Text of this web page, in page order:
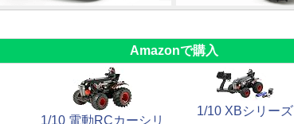
Amazonで購入
1/10 電動RCカーシリ
1/10 XBシリーズ